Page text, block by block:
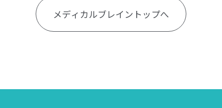
メディカルブレイントップへ